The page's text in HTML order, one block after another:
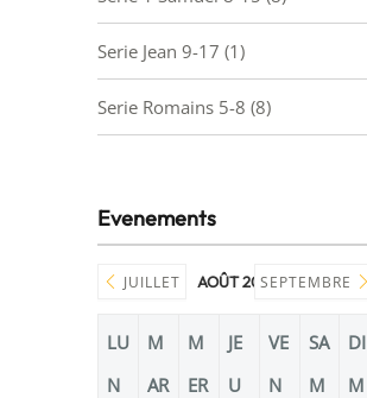
Serie Jean 9-17 (1)
Serie Romains 5-8 (8)
Evenements
JUILLET AOÛT 2026SEPTEMBRE
LU
N
M
AR
M
ER
JE
U
VE
N
SA
M
DI
M